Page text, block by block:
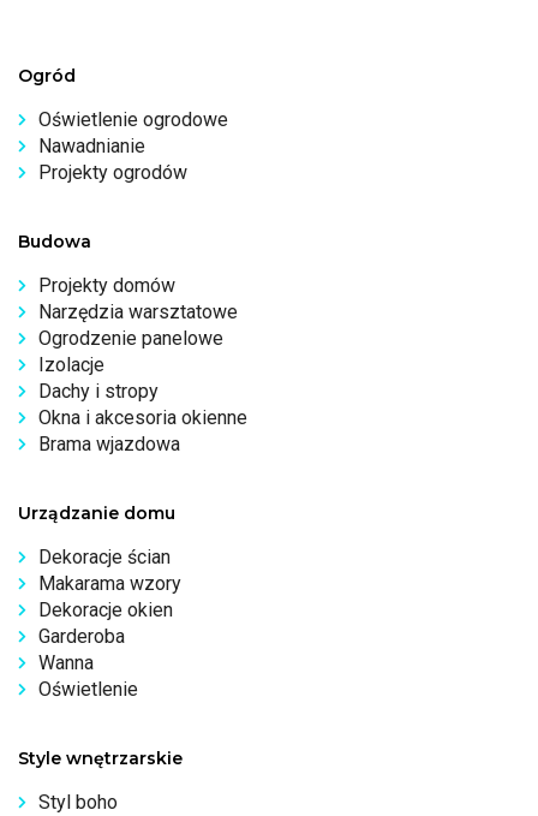
Ogród
Oświetlenie ogrodowe
Nawadnianie
Projekty ogrodów
Budowa
Projekty domów
Narzędzia warsztatowe
Ogrodzenie panelowe
Izolacje
Dachy i stropy
Okna i akcesoria okienne
Brama wjazdowa
Urządzanie domu
Dekoracje ścian
Makarama wzory
Dekoracje okien
Garderoba
Wanna
Oświetlenie
Style wnętrzarskie
Styl boho